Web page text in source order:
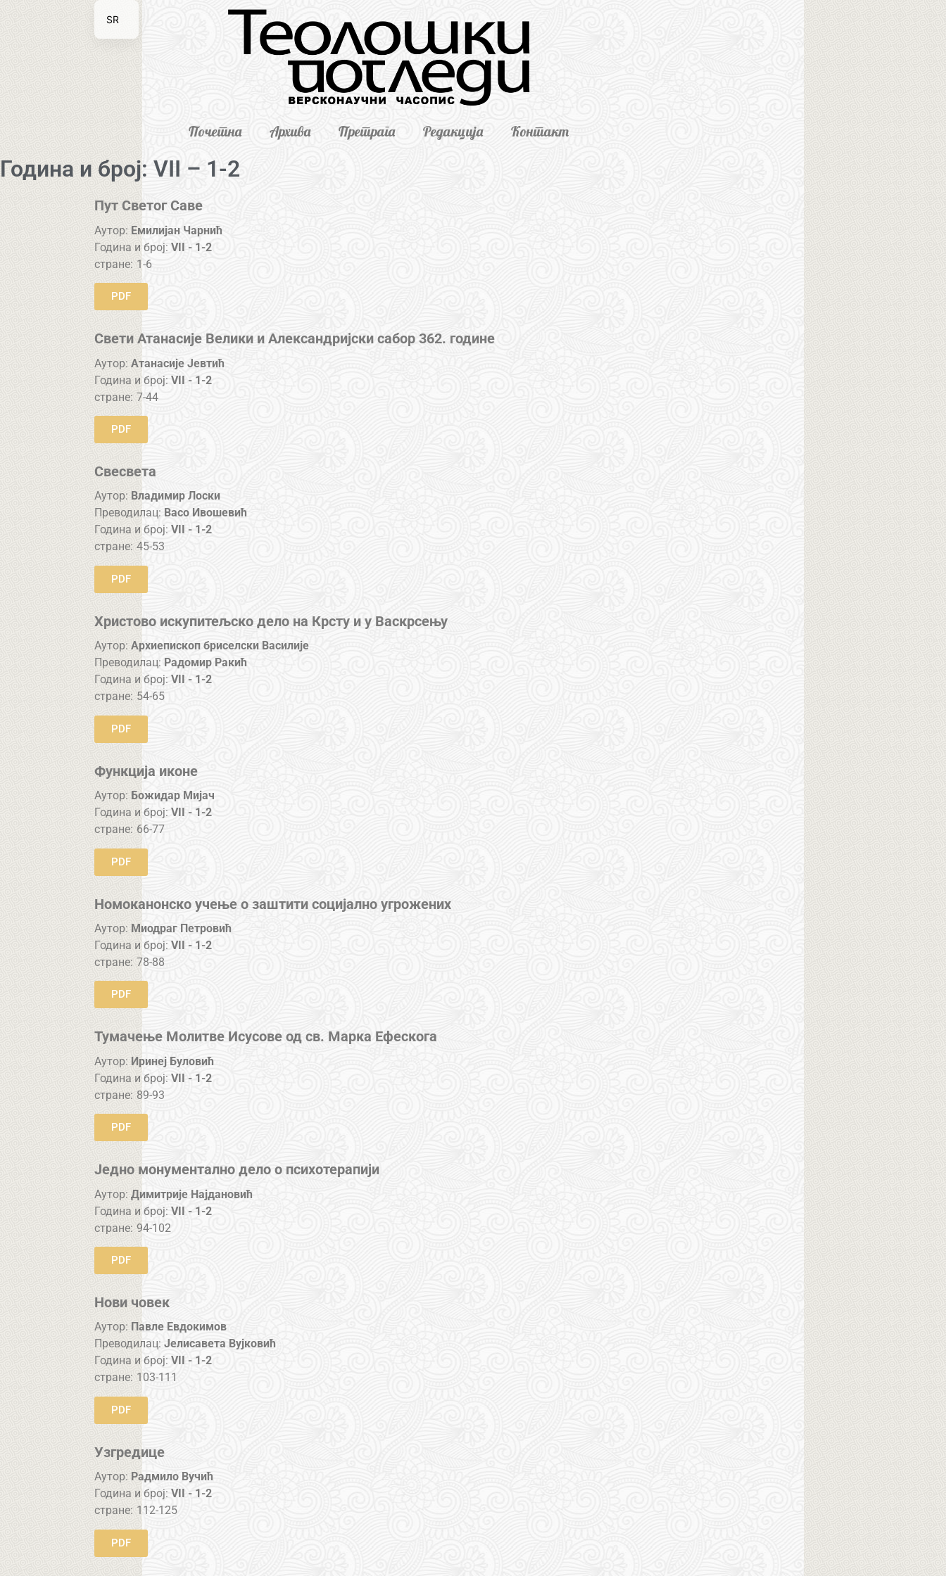
Почетна Архива Претрага Редакција Контакт
Година и број: VII – 1-2
Пут Светог Саве
Аутор: Емилијан Чарнић
Година и број:VII - 1-2
стране: 1-6
PDF
Свети Атанасије Велики и Александријски сабор 362. године
Аутор: Атанасије Јевтић
Година и број:VII - 1-2
стране: 7-44
PDF
Свесвета
Аутор: Владимир Лоски
Преводилац: Васо Ивошевић
Година и број:VII - 1-2
стране: 45-53
PDF
Христово искупитељско дело на Крсту и у Васкрсењу
Аутор: Архиепископ бриселски Василије
Преводилац: Радомир Ракић
Година и број:VII - 1-2
стране: 54-65
PDF
Функција иконе
Аутор: Божидар Мијач
Година и број:VII - 1-2
стране: 66-77
PDF
Номоканонско учење о заштити социјално угрожених
Аутор: Миодраг Петровић
Година и број:VII - 1-2
стране: 78-88
PDF
Тумачење Молитве Исусове од св. Марка Ефескога
Аутор: Иринеј Буловић
Година и број:VII - 1-2
стране: 89-93
PDF
Једно монументално дело о психотерапији
Аутор: Димитрије Најдановић
Година и број:VII - 1-2
стране: 94-102
PDF
Нови човек
Аутор: Павле Евдокимов
Преводилац: Јелисавета Вујковић
Година и број:VII - 1-2
стране: 103-111
PDF
Узгредице
Аутор: Радмило Вучић
Година и број:VII - 1-2
стране: 112-125
PDF
SR
EN